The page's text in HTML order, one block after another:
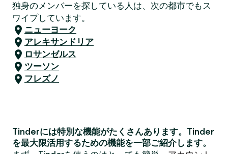
独身のメンバーを探している人は、次の都市でもス
ワイプしています。
ニューヨーク
アレキサンドリア
ロサンゼルス
ツーソン
フレズノ
Tinderには特別な機能がたくさんあります。Tinder
を最大限活用するための機能を一部ご紹介します。